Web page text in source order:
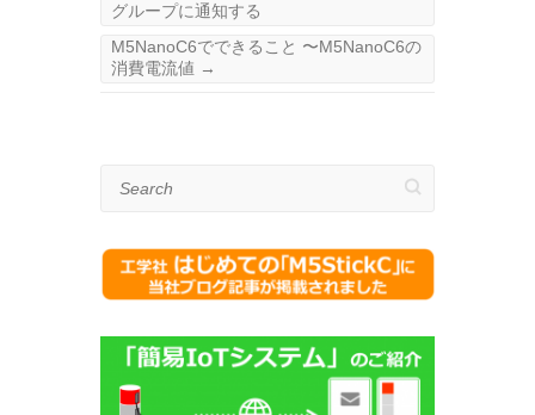
グループに通知する
M5NanoC6でできること 〜M5NanoC6の
消費電流値 →